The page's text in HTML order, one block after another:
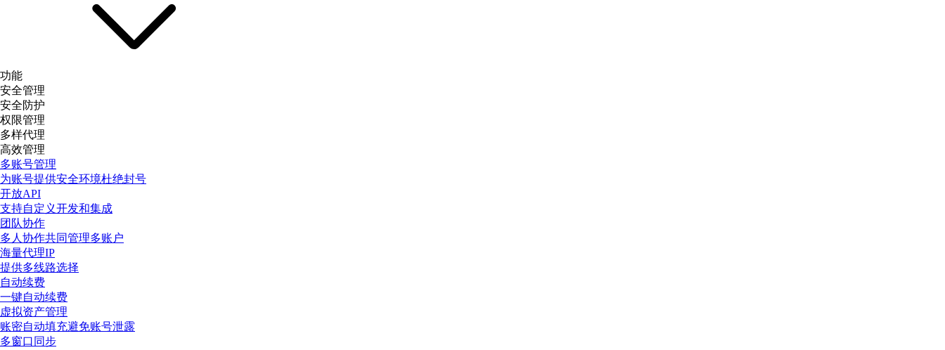
功能
安全管理
安全防护
权限管理
多样代理
高效管理
多账号管理
为账号提供安全环境杜绝封号
开放API
支持自定义开发和集成
团队协作
多人协作共同管理多账户
海量代理IP
提供多线路选择
自动续费
一键自动续费
虚拟资产管理
账密自动填充避免账号泄露
多窗口同步